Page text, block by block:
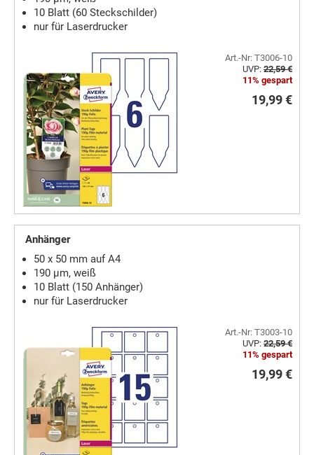
10 Blatt (60 Steckschilder)
nur für Laserdrucker
Art.-Nr: T3006-10
UVP: 22,59 €
11% gespart
19,99 €
Anhänger
50 x 50 mm auf A4
190 µm, weiß
10 Blatt (150 Anhänger)
nur für Laserdrucker
Art.-Nr: T3003-10
UVP: 22,59 €
11% gespart
19,99 €